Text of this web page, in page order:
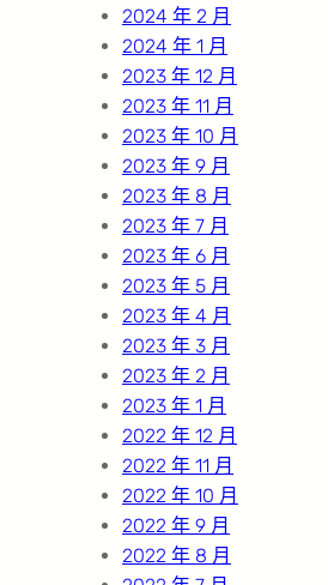
2024 年 2 月
2024 年 1 月
2023 年 12 月
2023 年 11 月
2023 年 10 月
2023 年 9 月
2023 年 8 月
2023 年 7 月
2023 年 6 月
2023 年 5 月
2023 年 4 月
2023 年 3 月
2023 年 2 月
2023 年 1 月
2022 年 12 月
2022 年 11 月
2022 年 10 月
2022 年 9 月
2022 年 8 月